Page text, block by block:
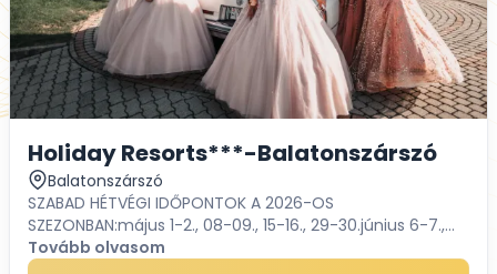
Holiday Resorts***-Balatonszárszó
Balatonszárszó
SZABAD HÉTVÉGI IDŐPONTOK A 2026-OS
SZEZONBAN:május 1-2., 08-09., 15-16., 29-30.június 6-7.,
13-14., 20-21.szeptember 12-13., 19-20.,Nincs is szebb egy a
Balaton partján megrendezésre kerül...
Tovább olvasom